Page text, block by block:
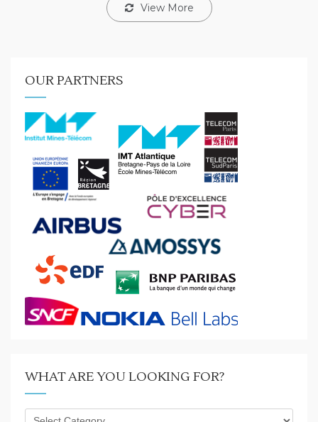
View More
OUR PARTNERS
WHAT ARE YOU LOOKING FOR?
What